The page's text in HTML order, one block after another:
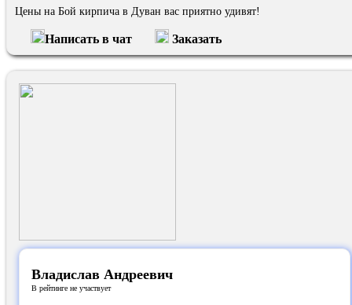
Цены на Бой кирпича в Дуван вас приятно удивят!
Написать в чат Заказать
Владислав Андреевич
В рейтинге не участвует